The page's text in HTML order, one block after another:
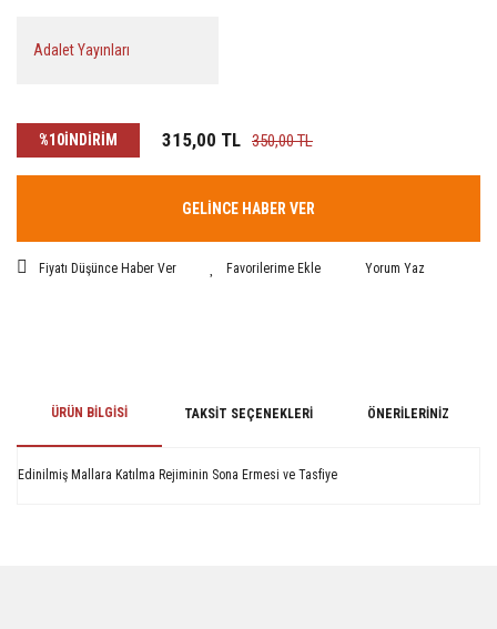
Adalet Yayınları
%10İNDİRİM 315,00 TL 350,00 TL
GELİNCE HABER VER
Fiyatı Düşünce Haber Ver Yorum Yaz
ÜRÜN BILGISI TAKSIT SEÇENEKLERI ÖNERILERINIZ
Edinilmiş Mallara Katılma Rejiminin Sona Ermesi ve Tasfiye